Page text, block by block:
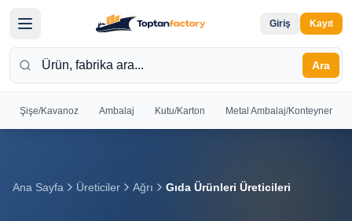
Giriş Kayıt
Ara
Şişe/Kavanoz Ambalaj Kutu/Karton Metal Ambalaj/Konteyner
Giriş yapın
Ana Sayfa Üreticiler Ağrı Gıda Ürünleri Üreticileri